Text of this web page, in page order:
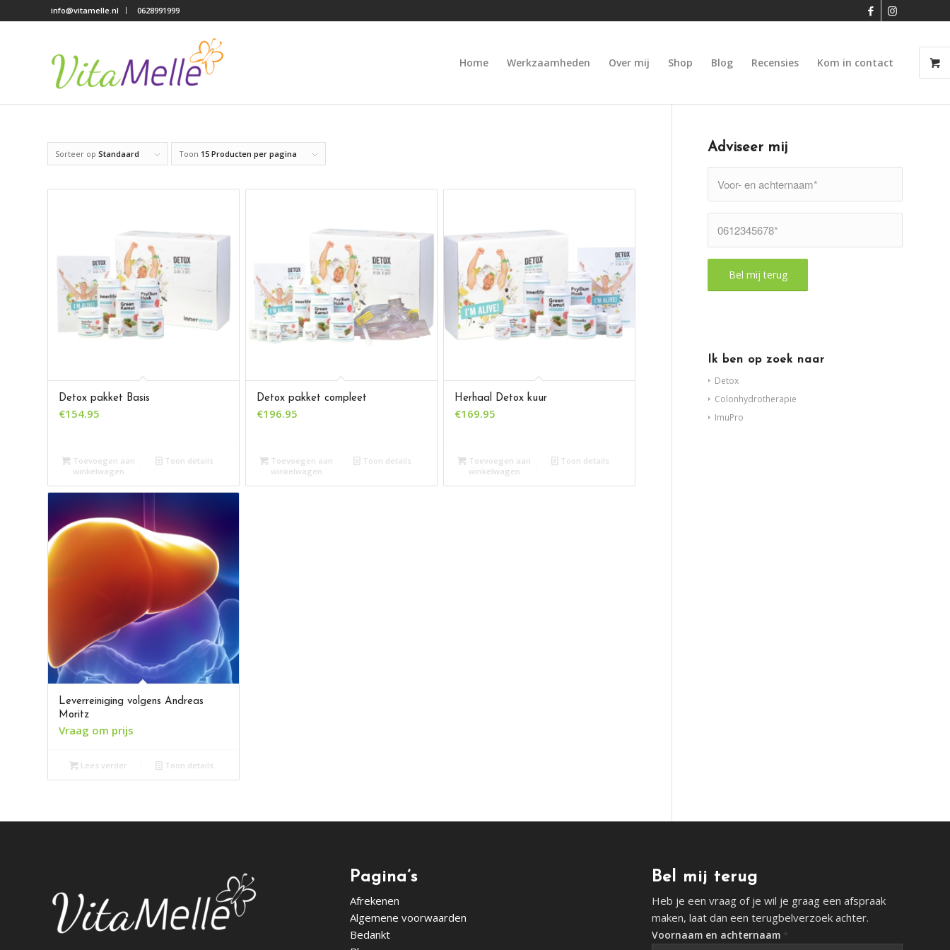
info@vitamelle.nl 0628991999
Home Werkzaamheden Over mij Shop Blog Recensies Kom in contact
Sorteer op Standaard Toon 15 Producten per pagina
Detox pakket Basis
€154.95
Toevoegen aan
winkelwagen
Toon details
Detox pakket compleet
€196.95
Toevoegen aan
winkelwagen
Toon details
Herhaal Detox kuur
€169.95
Toevoegen aan
winkelwagen
Toon details
Leverreiniging volgens Andreas
Moritz
Vraag om prijs
Lees verder Toon details
Adviseer mij
Ik ben op zoek naar
Detox
Colonhydrotherapie
ImuPro
Pagina’s
Afrekenen
Algemene voorwaarden
Bedankt
Bel mij terug
Heb je een vraag of je wil je graag een afspraak
maken, laat dan een terugbelverzoek achter.
Voornaam en achternaam *